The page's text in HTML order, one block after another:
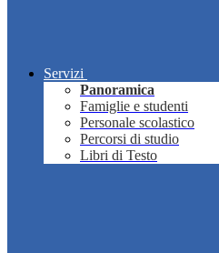
Servizi
Panoramica
Famiglie e studenti
Personale scolastico
Percorsi di studio
Libri di Testo